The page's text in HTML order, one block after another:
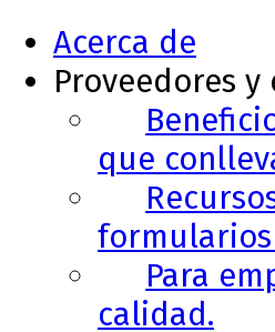
Acerca de
Proveedores
que
formularios
Para
calidad.